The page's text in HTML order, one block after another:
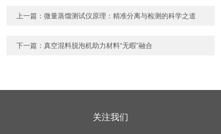
上一篇：微量蒸馏测试仪原理：精准分离与检测的科学之道
下一篇：真空混料脱泡机助力材料“无暇”融合
关注我们